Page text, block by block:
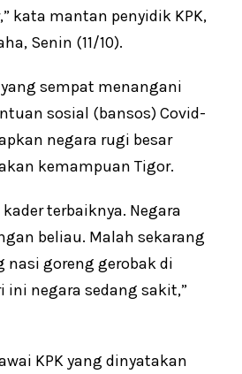
kata mantan penyidik KPK,
Senin (11/10).
sempat menangani
sosial (bansos) Covid-
negara rugi besar
kemampuan Tigor.
terbaiknya. Negara
beliau. Malah sekarang
goreng gerobak di
ini negara sedang sakit,”
KPK yang dinyatakan